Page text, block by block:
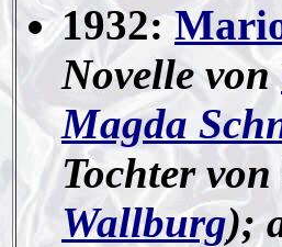
1932:
Novelle von
Magda
Tochter
Wallburg);